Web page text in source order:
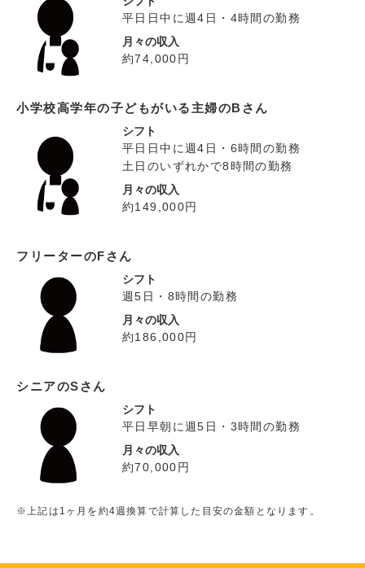
平日日中に週4日・4時間の勤務
月々の収入
約74,000円
小学校高学年の子どもがいる主婦のBさん
シフト
平日日中に週4日・6時間の勤務
土日のいずれかで8時間の勤務
月々の収入
約149,000円
フリーターのFさん
シフト
週5日・8時間の勤務
月々の収入
約186,000円
シニアのSさん
シフト
平日早朝に週5日・3時間の勤務
月々の収入
約70,000円
※上記は1ヶ月を約4週換算で計算した目安の金額となります。